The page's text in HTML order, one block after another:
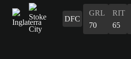
DFC
GRL
70
RIT
65